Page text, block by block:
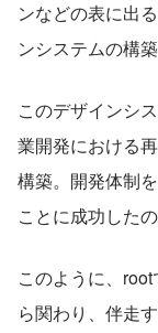
ンなどの表に出
ンシステムの構
このデザインシ
業開発における
構築。開発体制
ことに成功したの
このように、
ら関わり、伴走